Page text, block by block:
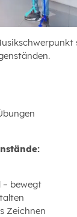
– bewegt
Zeichnen